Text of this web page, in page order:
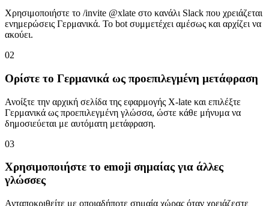
Χρησιμοποιήστε το /invite @xlate στο κανάλι Slack που χρειάζεται
ενημερώσεις Γερμανικά. Το bot συμμετέχει αμέσως και αρχίζει να
ακούει.
02
Ορίστε το Γερμανικά ως προεπιλεγμένη μετάφραση
Ανοίξτε την αρχική σελίδα της εφαρμογής X-late και επιλέξτε
Γερμανικά ως προεπιλεγμένη γλώσσα, ώστε κάθε μήνυμα να
δημοσιεύεται με αυτόματη μετάφραση.
03
Χρησιμοποιήστε το emoji σημαίας για άλλες
γλώσσες
Ανταποκριθείτε με οποιαδήποτε σημαία χώρας όταν χρειάζεστε